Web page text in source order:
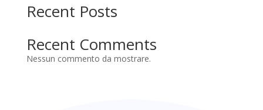
Recent Posts
Recent Comments
Nessun commento da mostrare.